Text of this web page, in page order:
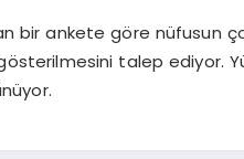
bir ankete göre nüfusun
talep ediyor.